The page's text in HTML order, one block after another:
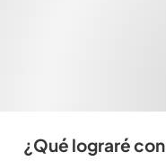
¿Qué lograré